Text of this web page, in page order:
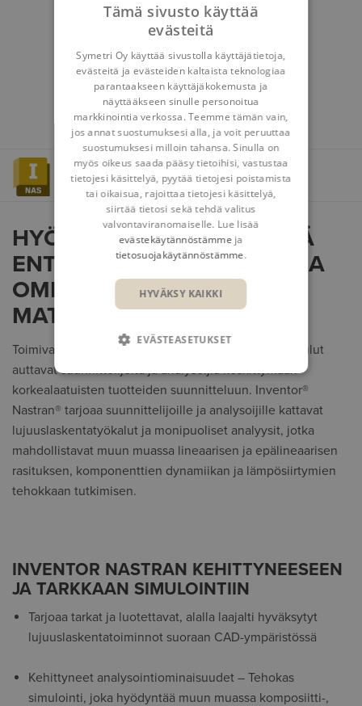
HYÖDYNNÄ ANALYYSEISSÄ
ENTISTÄ MONIPUOLISEMPIA
OMINAISUUKSIA JA
MATERIAALEJA
Toimivammat ohjelmistot ja mutkattomammat työnkulut
auttavat suunnittelijoita ja analysoijia keskittymään
korkealaatuisten tuotteiden suunnitteluun. Inventor®
Nastran® tarjoaa suunnittelijoille ja analysoijille kattavat
lujuuslaskentatyökalut ja monipuoliset analyysit, jotka
mahdollistavat muun muassa lineaarisen ja epälineaarisen
rasituksen, komponenttien dynamiikan ja lämpösiirtymien
tehokkaan tutkimisen.
INVENTOR NASTRAN KEHITTYNEESEEN
JA TARKKAAN SIMULOINTIIN
Tarjoaa tarkat ja luotettavat, alalla laajalti hyväksytyt
lujuuslaskentatoiminnot suoraan CAD-ympäristössä
Kehittyneet analysointiominaisuudet – Tehokas
simulointi, joka hyödyntää muun muassa komposiitti-,
Tämä sivusto käyttää
evästeitä
Symetri Oy käyttää sivustolla käyttäjätietoja,
evästeitä ja evästeiden kaltaista teknologiaa
parantaakseen käyttäjäkokemusta ja
näyttääkseen sinulle personoitua
markkinointia verkossa. Teemme tämän vain,
jos annat suostumuksesi alla, ja voit peruuttaa
suostumuksesi milloin tahansa. Sinulla on
myös oikeus saada pääsy tietoihisi, vastustaa
tietojesi käsittelyä, pyytää tietojesi poistamista
tai oikaisua, rajoittaa tietojesi käsittelyä,
siirtää tietosi sekä tehdä valitus
valvontaviranomaiselle. Lue lisää
evästekäytännöstämme ja
tietosuojakäytännöstämme.
HYVÄKSY KAIKKI
EVÄSTEASETUKSET